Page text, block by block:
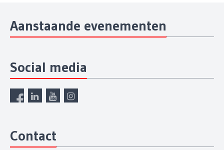
Aanstaande evenementen
Social media
Contact